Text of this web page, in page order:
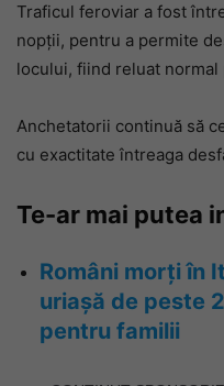
Traficul feroviar a fost
nopții, pentru a permite
locului, fiind reluat
Anchetatorii continuă să
cu exactitate întreaga
Te-ar mai putea
Români morți în
uriașă de peste
pentru familii